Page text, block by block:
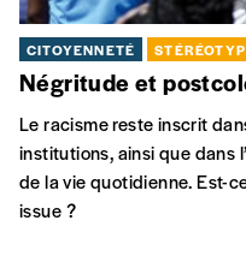
CITOYENNETÉ
Négritude et
Le racisme reste inscrit
institutions, ainsi que dans
de la vie quotidienne. Est-
issue ?